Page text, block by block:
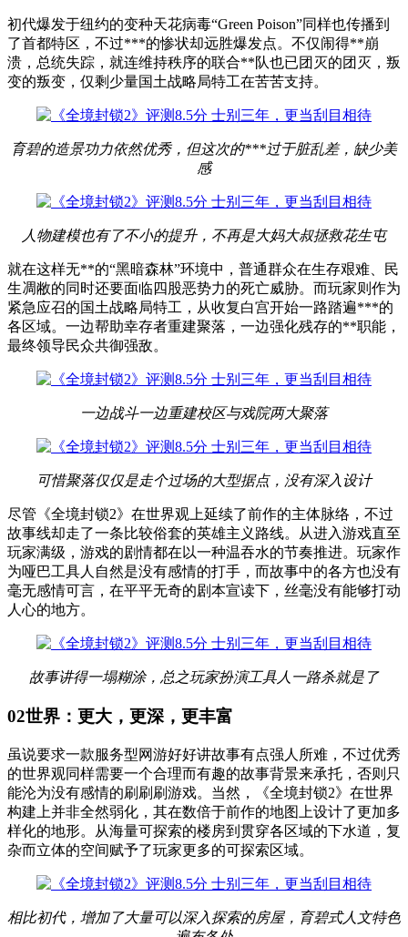
初代爆发于纽约的变种天花病毒“Green Poison”同样也传播到
了首都特区，不过***的惨状却远胜爆发点。不仅闹得**崩
溃，总统失踪，就连维持秩序的联合**队也已团灭的团灭，叛
变的叛变，仅剩少量国土战略局特工在苦苦支持。
育碧的造景功力依然优秀，但这次的***过于脏乱差，缺少美
感
人物建模也有了不小的提升，不再是大妈大叔拯救花生屯
就在这样无**的“黑暗森林”环境中，普通群众在生存艰难、民
生凋敝的同时还要面临四股恶势力的死亡威胁。而玩家则作为
紧急应召的国土战略局特工，从收复白宫开始一路踏遍***的
各区域。一边帮助幸存者重建聚落，一边强化残存的**职能，
最终领导民众共御强敌。
一边战斗一边重建校区与戏院两大聚落
可惜聚落仅仅是走个过场的大型据点，没有深入设计
尽管《全境封锁2》在世界观上延续了前作的主体脉络，不过
故事线却走了一条比较俗套的英雄主义路线。从进入游戏直至
玩家满级，游戏的剧情都在以一种温吞水的节奏推进。玩家作
为哑巴工具人自然是没有感情的打手，而故事中的各方也没有
毫无感情可言，在平平无奇的剧本宣读下，丝毫没有能够打动
人心的地方。
故事讲得一塌糊涂，总之玩家扮演工具人一路杀就是了
02世界：更大，更深，更丰富
虽说要求一款服务型网游好好讲故事有点强人所难，不过优秀
的世界观同样需要一个合理而有趣的故事背景来承托，否则只
能沦为没有感情的刷刷刷游戏。当然，《全境封锁2》在世界
构建上并非全然弱化，其在数倍于前作的地图上设计了更加多
样化的地形。从海量可探索的楼房到贯穿各区域的下水道，复
杂而立体的空间赋予了玩家更多的可探索区域。
相比初代，增加了大量可以深入探索的房屋，育碧式人文特色